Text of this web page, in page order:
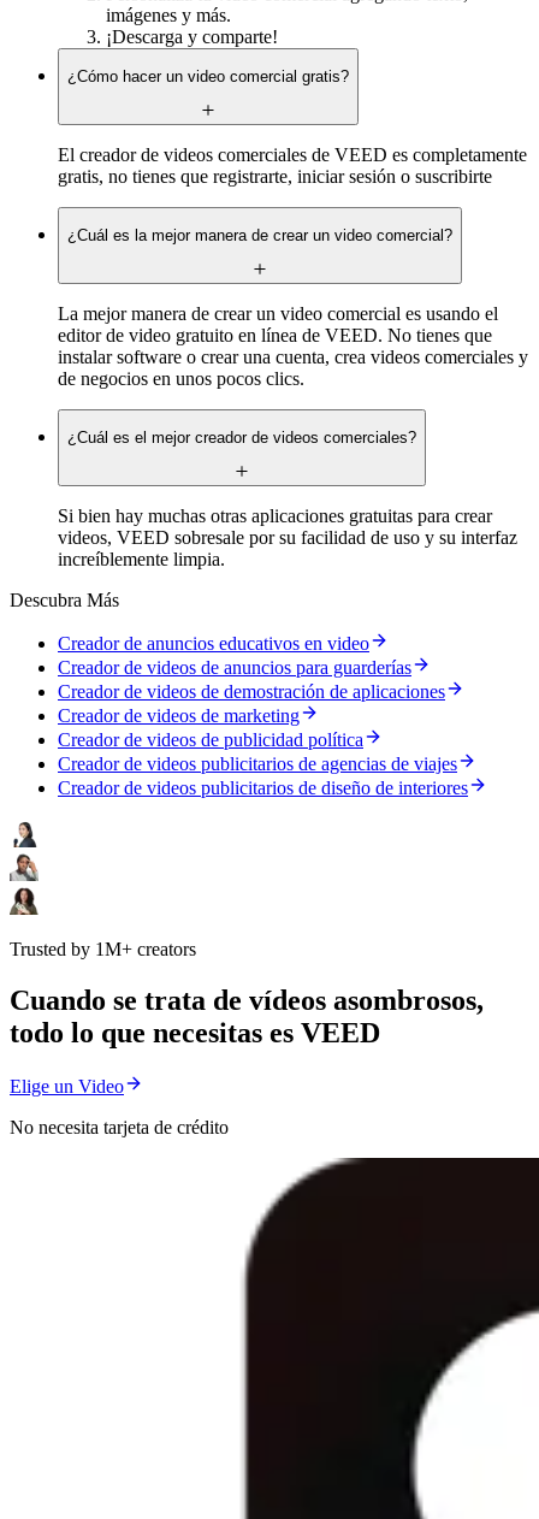
imágenes y más.
¡Descarga y comparte!
¿Cómo hacer un video comercial gratis?
El creador de videos comerciales de VEED es completamente
gratis, no tienes que registrarte, iniciar sesión o suscribirte
¿Cuál es la mejor manera de crear un video comercial?
La mejor manera de crear un video comercial es usando el
editor de video gratuito en línea de VEED. No tienes que
instalar software o crear una cuenta, crea videos comerciales y
de negocios en unos pocos clics.
¿Cuál es el mejor creador de videos comerciales?
Si bien hay muchas otras aplicaciones gratuitas para crear
videos, VEED sobresale por su facilidad de uso y su interfaz
increíblemente limpia.
Descubra Más
Creador de anuncios educativos en video
Creador de videos de anuncios para guarderías
Creador de videos de demostración de aplicaciones
Creador de videos de marketing
Creador de videos de publicidad política
Creador de videos publicitarios de agencias de viajes
Creador de videos publicitarios de diseño de interiores
Trusted by 1M+ creators
Cuando se trata de vídeos asombrosos,
todo lo que necesitas es VEED
Elige un Video
No necesita tarjeta de crédito